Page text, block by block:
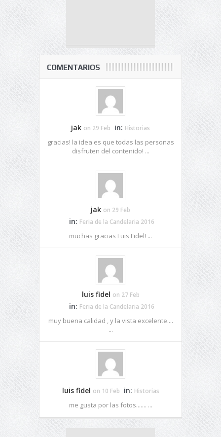
COMENTARIOS
jak on 29 Feb in: Historias
gracias! la idea es que todas las personas
disfruten del contenido! ...
jak on 29 Feb
in: Feria de la Candelaria 2016
muchas gracias Luis Fidel! ...
luis fidel on 27 Feb
in: Feria de la Candelaria 2016
muy buena calidad , y la vista excelente....
...
luis fidel on 10 Feb in: Historias
me gusta por las fotos....... ...